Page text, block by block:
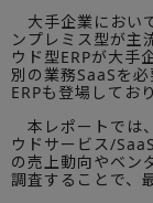
大手企業におい
ンプレミス型が主
ウド型ERPが大手
別の業務SaaSを
ERPも登場してお
本レポートでは
ウドサービス/
の売上動向やベン
調査することで、